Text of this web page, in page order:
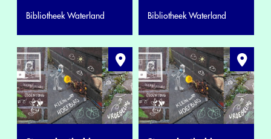
Bibliotheek Waterland Bibliotheek Waterland